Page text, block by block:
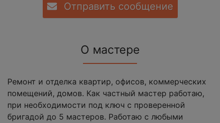
Отправить сообщение
О мастере
Ремонт и отделка квартир, офисов, коммерческих
помещений, домов. Как частный мастер работаю,
при необходимости под ключ с проверенной
бригадой до 5 мастеров. Работаю с любыми